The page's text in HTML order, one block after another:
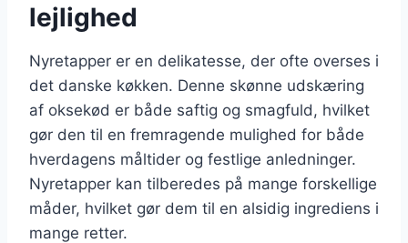
lejlighed
Nyretapper er en delikatesse, der ofte overses i
det danske køkken. Denne skønne udskæring
af oksekød er både saftig og smagfuld, hvilket
gør den til en fremragende mulighed for både
hverdagens måltider og festlige anledninger.
Nyretapper kan tilberedes på mange forskellige
måder, hvilket gør dem til en alsidig ingrediens i
mange retter.